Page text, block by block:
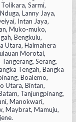
Sarmi,
Lanny Jaya,
Intan Jaya,
Muko-muko,
Bengkulu,
Utara, Halmahera
Morotai,
Serang,
Tengah, Bangka
Boalemo,
Utara, Bintan,
Tanjungpinang,
Manokwari,
Maybrat, Mamuju,